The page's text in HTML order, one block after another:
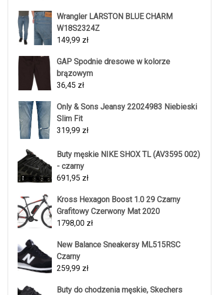
Wrangler LARSTON BLUE CHARM
W18S2324Z
149,99 zł
GAP Spodnie dresowe w kolorze
brązowym
36,45 zł
Only & Sons Jeansy 22024983 Niebieski
Slim Fit
319,99 zł
Buty męskie NIKE SHOX TL (AV3595 002)
- czarny
691,95 zł
Kross Hexagon Boost 1.0 29 Czarny
Grafitowy Czerwony Mat 2020
1798,00 zł
New Balance Sneakersy ML515RSC
Czarny
259,99 zł
Buty do chodzenia męskie, Skechers